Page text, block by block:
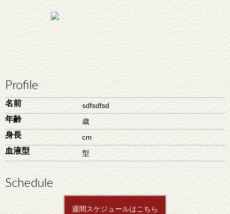
Profile
名前 sdfsdfsd
年齢 歳
身長 cm
血液型 型
Schedule
週間スケジュールはこちら